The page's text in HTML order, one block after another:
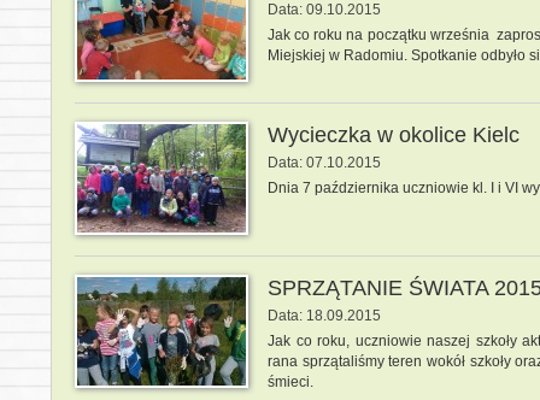
Data: 09.10.2015
Jak co roku na początku września
Miejskiej w Radomiu. Spotkanie odbyło
Wycieczka w okolice Kielc
Data: 07.10.2015
Dnia 7 października uczniowie kl. I i VI
SPRZĄTANIE ŚWIATA
Data: 18.09.2015
Jak co roku, uczniowie naszej szkoły
rana sprzątaliśmy teren wokół szkoły
śmieci.